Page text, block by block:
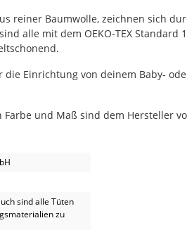
reiner Baumwolle, zeichnen sich
alle mit dem OEKO-TEX Standard
die Einrichtung von deinem Baby-
Farbe und Maß sind dem Hersteller
sind alle Tüten
zu